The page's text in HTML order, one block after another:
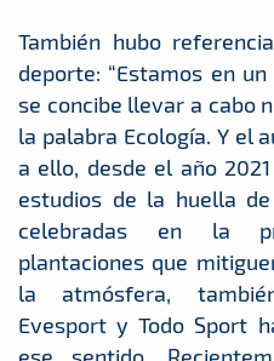
También hubo
deporte: “Estamos en
se concibe llevar a cabo
la palabra Ecología. Y el
a ello, desde el año
estudios de la huella
celebradas en la
plantaciones que
la atmósfera,
Evesport y Todo Sport